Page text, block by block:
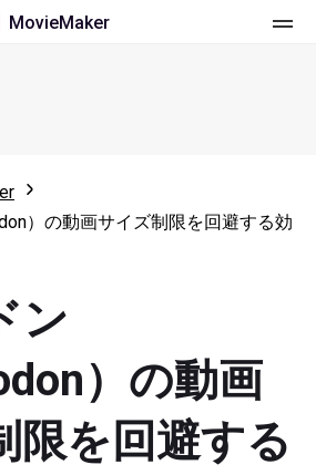
MovieMaker
画編集
ト
ウンロード ツール
）の動画サイズ制限を回避する効
ン
）の動画
限を回避する